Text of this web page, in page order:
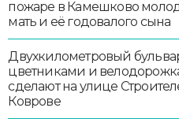
пожаре в Камешково
мать и её годовалого сына
Двухкилометровый
цветниками и
сделают на улице
Коврове